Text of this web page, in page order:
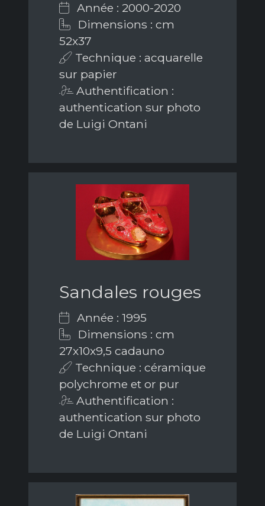
Année : 2000-2020
Dimensions : cm
52x37
Technique : acquarelle
sur papier
Authentification :
authentication sur photo
de Luigi Ontani
Sandales rouges
Année : 1995
Dimensions : cm
27x10x9,5 cadauno
Technique : céramique
polychrome et or pur
Authentification :
authentication sur photo
de Luigi Ontani